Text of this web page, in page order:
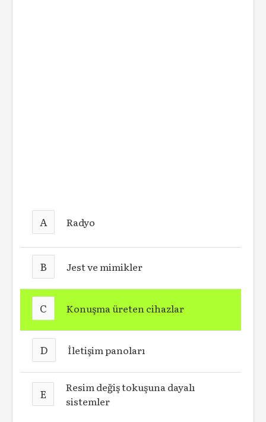
A Radyo
B Jest ve mimikler
C Konuşma üreten cihazlar
D İletişim panoları
E
Resim değiş tokuşuna dayalı
sistemler